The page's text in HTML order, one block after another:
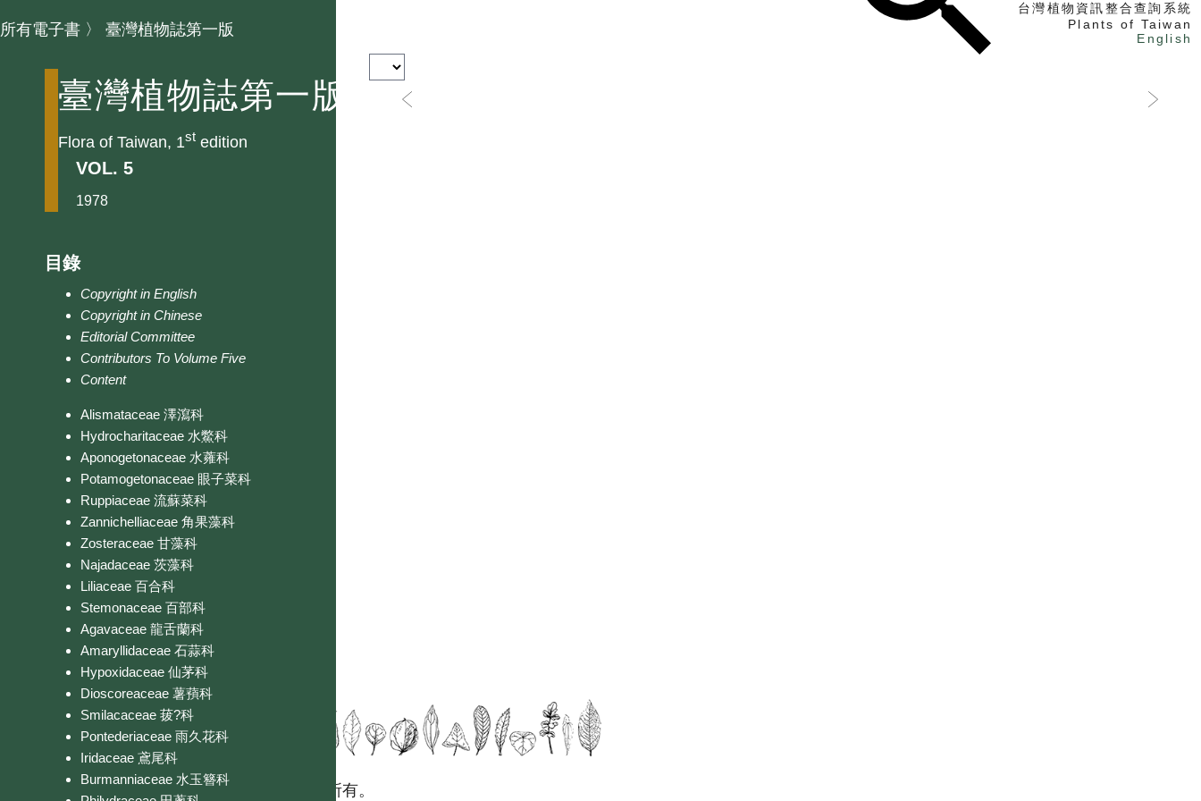
台灣植物資訊整合查詢系統
Plants of Taiwan
English
所有電子書 〉 臺灣植物誌第一版
臺灣植物誌第一版
Flora of Taiwan, 1st edition
VOL. 5
1978
目錄
Copyright in English
Copyright in Chinese
Editorial Committee
Contributors To Volume Five
Content
Alismataceae 澤瀉科
Hydrocharitaceae 水鱉科
Aponogetonaceae 水蕹科
Potamogetonaceae 眼子菜科
Ruppiaceae 流蘇菜科
Zannichelliaceae 角果藻科
Zosteraceae 甘藻科
Najadaceae 茨藻科
Liliaceae 百合科
Stemonaceae 百部科
Agavaceae 龍舌蘭科
Amaryllidaceae 石蒜科
Hypoxidaceae 仙茅科
Dioscoreaceae 薯蕷科
Smilacaceae 菝?科
Pontederiaceae 雨久花科
Iridaceae 鳶尾科
Burmanniaceae 水玉簪科
國立台灣大學生態學與演化生物學研究所 版權所有。